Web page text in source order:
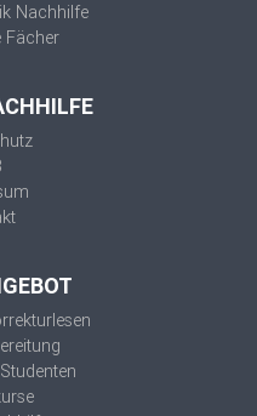
Nachhilfe
Fächer